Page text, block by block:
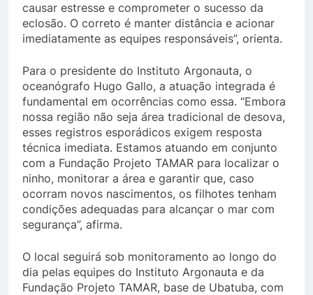
causar estresse e comprometer o sucesso da
eclosão. O correto é manter distância e acionar
imediatamente as equipes responsáveis”, orienta.
Para o presidente do Instituto Argonauta, o
oceanógrafo Hugo Gallo, a atuação integrada é
fundamental em ocorrências como essa. “Embora
nossa região não seja área tradicional de desova,
esses registros esporádicos exigem resposta
técnica imediata. Estamos atuando em conjunto
com a Fundação Projeto TAMAR para localizar o
ninho, monitorar a área e garantir que, caso
ocorram novos nascimentos, os filhotes tenham
condições adequadas para alcançar o mar com
segurança”, afirma.
O local seguirá sob monitoramento ao longo do
dia pelas equipes do Instituto Argonauta e da
Fundação Projeto TAMAR, base de Ubatuba, com